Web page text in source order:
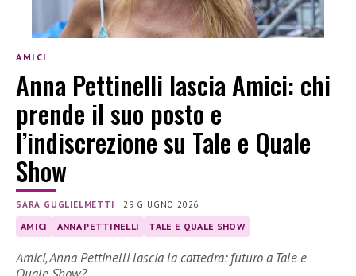
AMICI
Anna Pettinelli lascia Amici: chi
prende il suo posto e
l’indiscrezione su Tale e Quale
Show
SARA GUGLIELMETTI | 29 GIUGNO 2026
AMICI ANNA PETTINELLI TALE E QUALE SHOW
Amici, Anna Pettinelli lascia la cattedra: futuro a Tale e